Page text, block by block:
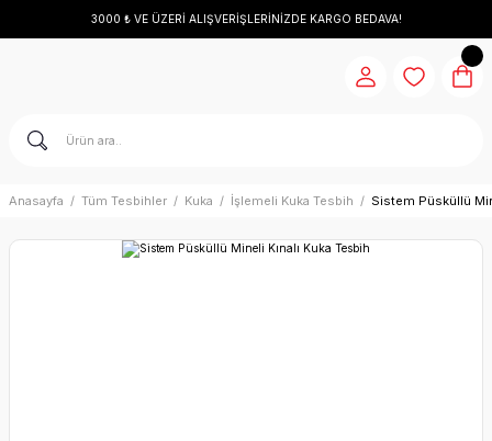
3000 ₺ VE ÜZERİ ALIŞVERİŞLERİNİZDE KARGO BEDAVA!
Anasayfa Tüm Tesbihler Kuka İşlemeli Kuka Tesbih Sistem Püsküllü